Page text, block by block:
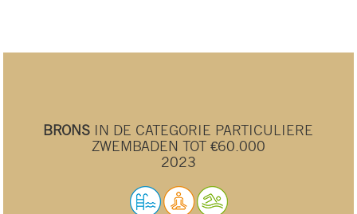
BRONS IN DE CATEGORIE PARTICULIERE
ZWEMBADEN TOT €60.000
2023